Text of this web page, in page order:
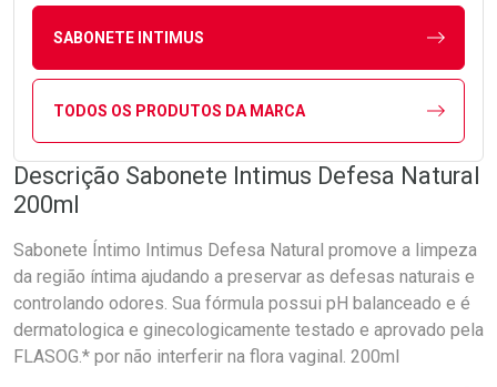
SABONETE INTIMUS
TODOS OS PRODUTOS DA MARCA
Descrição Sabonete Intimus Defesa Natural
200ml
Sabonete Íntimo Intimus Defesa Natural promove a limpeza
da região íntima ajudando a preservar as defesas naturais e
controlando odores. Sua fórmula possui pH balanceado e é
dermatologica e ginecologicamente testado e aprovado pela
FLASOG.* por não interferir na flora vaginal. 200ml